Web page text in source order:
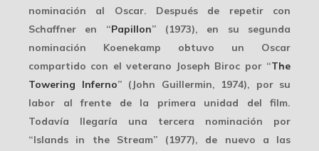
nominación al Oscar. Después de repetir con
Schaffner en “Papillon” (1973), en su segunda
nominación Koenekamp obtuvo un Oscar
compartido con el veterano Joseph Biroc por “The
Towering Inferno” (John Guillermin, 1974), por su
labor al frente de la primera unidad del film.
Todavía llegaría una tercera nominación por
“Islands in the Stream” (1977), de nuevo a las